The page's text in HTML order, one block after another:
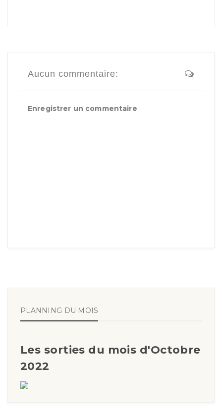
Aucun commentaire:
Enregistrer un commentaire
PLANNING DU MOIS
Les sorties du mois d'Octobre
2022